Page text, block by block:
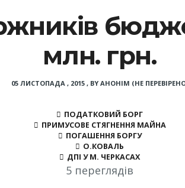
млн. грн.
05 ЛИСТОПАДА , 2015, BY АНОНІМ (НЕ
ПОДАТКОВИЙ БОРГ
ПРИМУСОВЕ СТЯГНЕННЯ МАЙНА
ПОГАШЕННЯ БОРГУ
О.КОВАЛЬ
ДПІ У М. ЧЕРКАСАХ
5 переглядів